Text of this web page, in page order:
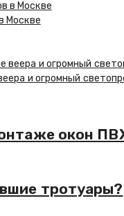
Москве
и огромный
окон
тротуары?